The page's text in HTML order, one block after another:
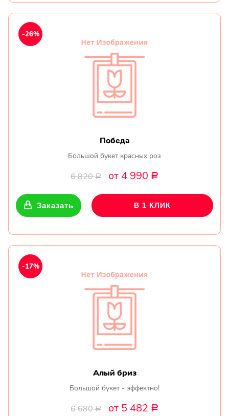
Победа
Большой букет красных роз
6 820Р от 4 990 Р
-26%
Заказать В 1 КЛИК
Алый бриз
Большой букет - эффектно!
6 680Р от 5 482 Р
-17%